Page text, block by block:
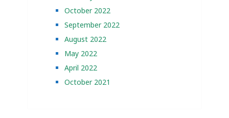
October 2022
September 2022
August 2022
May 2022
April 2022
October 2021